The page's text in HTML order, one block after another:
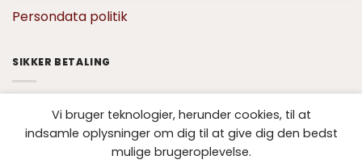
Persondata politik
SIKKER BETALING
Vi bruger teknologier, herunder cookies, til at
indsamle oplysninger om dig til at give dig den bedst
mulige brugeroplevelse.